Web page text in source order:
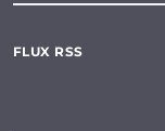
FLUX RSS